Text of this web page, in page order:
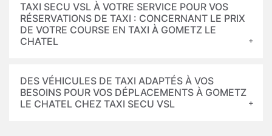
TAXI SECU VSL À VOTRE SERVICE POUR VOS
RÉSERVATIONS DE TAXI : CONCERNANT LE PRIX
DE VOTRE COURSE EN TAXI À GOMETZ LE
CHATEL
DES VÉHICULES DE TAXI ADAPTÉS À VOS
BESOINS POUR VOS DÉPLACEMENTS À GOMETZ
LE CHATEL CHEZ TAXI SECU VSL